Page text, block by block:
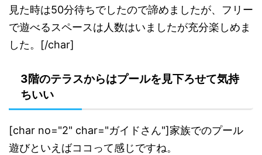
見た時は50分待ちでしたので諦めましたが、フリー
で遊べるスペースは人数はいましたが充分楽しめま
した。[/char]
3階のテラスからはプールを見下ろせて気持
ちいい
[char no="2" char="ガイドさん"]家族でのプール
遊びといえばココって感じですね。